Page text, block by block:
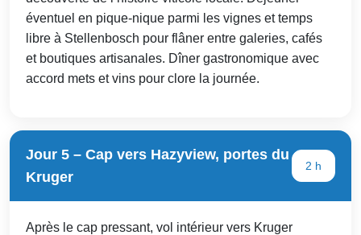
éventuel en pique-nique parmi les vignes et temps
libre à Stellenbosch pour flâner entre galeries, cafés
et boutiques artisanales. Dîner gastronomique avec
accord mets et vins pour clore la journée.
Jour 5 – Cap vers Hazyview, portes du
Kruger
2 h
Après le cap pressant, vol intérieur vers Kruger